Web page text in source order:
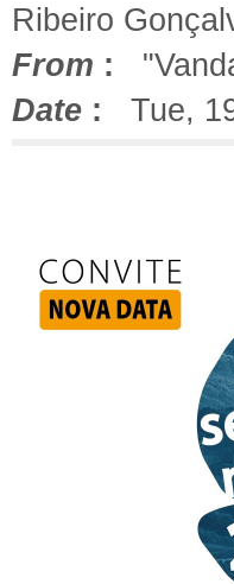
Ribeiro
From :
Date : Tue,